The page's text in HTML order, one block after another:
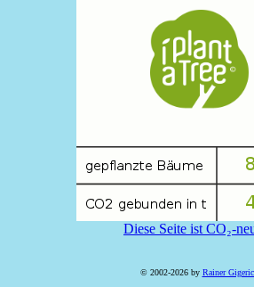
Diese Seite ist CO₂-
© 2002-2026 by Rainer